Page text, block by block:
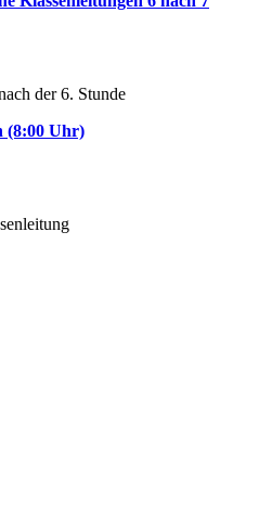
der 6. Stunde
(8:00 Uhr)